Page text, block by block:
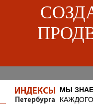
МЫ